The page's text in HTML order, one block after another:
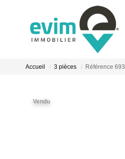
Accueil 3 pièces Référence 693
Vendu